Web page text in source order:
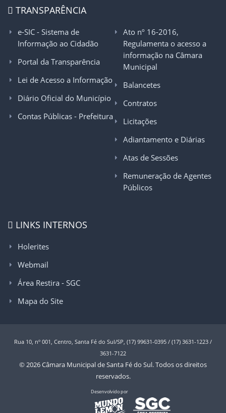
TRANSPARÊNCIA
e-SIC - Sistema de
Informação ao Cidadão
Portal da Transparência
Lei de Acesso a Informação
Diário Oficial do Município
Contas Públicas - Prefeitura
Ato nº 16-2016,
Regulamenta o acesso a
informação na Câmara
Municipal
Balancetes
Contratos
Licitações
Adiantamento e Diárias
Atas de Sessões
Remuneração de Agentes
Públicos
LINKS INTERNOS
Holerites
Webmail
Área Restira - SGC
Mapa do Site
Rua 10, nº 001, Centro, Santa Fé do Sul/SP, (17) 99631-0395 / (17) 3631-1223 /
3631-7122
© 2026 Câmara Municipal de Santa Fé do Sul. Todos os direitos
reservados.
Desenvolvido por